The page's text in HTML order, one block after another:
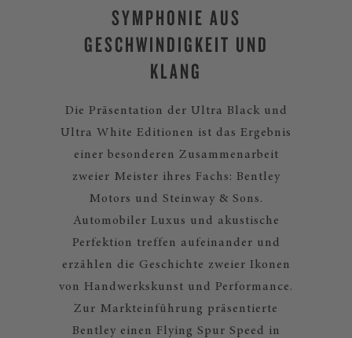
SYMPHONIE AUS
GESCHWINDIGKEIT UND
KLANG
Die Präsentation der Ultra Black und
Ultra White Editionen ist das Ergebnis
einer besonderen Zusammenarbeit
zweier Meister ihres Fachs: Bentley
Motors und Steinway & Sons.
Automobiler Luxus und akustische
Perfektion treffen aufeinander und
erzählen die Geschichte zweier Ikonen
von Handwerkskunst und Performance.
Zur Markteinführung präsentierte
Bentley einen Flying Spur Speed in